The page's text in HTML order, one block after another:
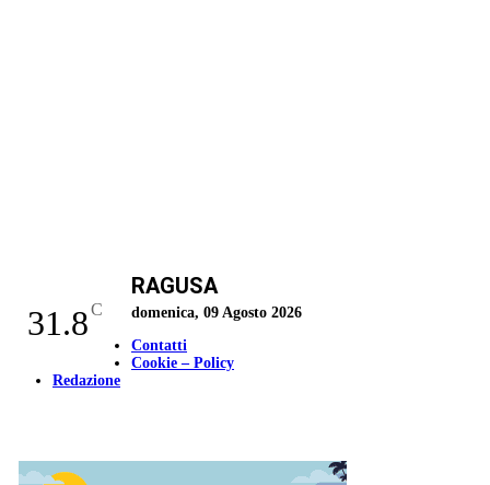
31.8C
RAGUSA
domenica, 09 Agosto 2026
Contatti
Cookie – Policy
Redazione